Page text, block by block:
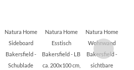
Natura Home
Sideboard
Bakersfield -
Schublade
Natura Home
Esstisch
Bakersfield - LB
ca. 200x100 cm,
Natura Home
Wohnwand
Bakersfield -
sichtbare